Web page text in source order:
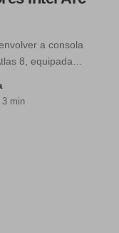
a consola
8, equipada…
3 min